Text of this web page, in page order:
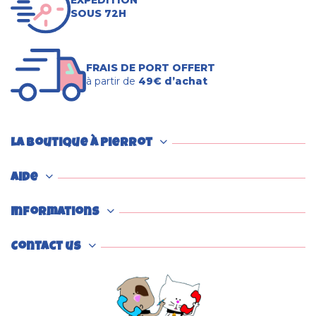
SOUS 72H
FRAIS DE PORT OFFERT
à partir de 49€ d’achat
La boutique à Pierrot
Aide
Informations
Contact us